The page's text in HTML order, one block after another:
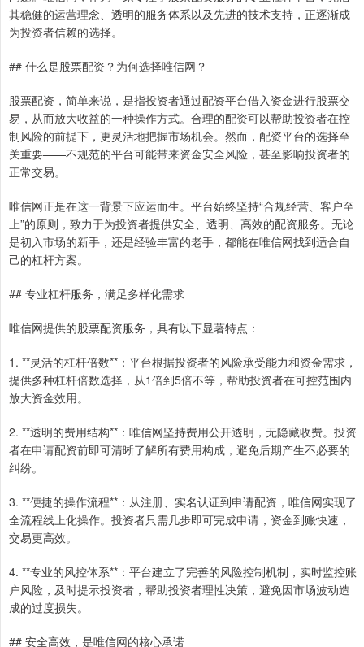
其稳健的运营理念、透明的服务体系以及先进的技术支持，正逐渐成
为投资者信赖的选择。
## 什么是股票配资？为何选择唯信网？
股票配资，简单来说，是指投资者通过配资平台借入资金进行股票交
易，从而放大收益的一种操作方式。合理的配资可以帮助投资者在控
制风险的前提下，更灵活地把握市场机会。然而，配资平台的选择至
关重要——不规范的平台可能带来资金安全风险，甚至影响投资者的
正常交易。
唯信网正是在这一背景下应运而生。平台始终坚持“合规经营、客户至
上”的原则，致力于为投资者提供安全、透明、高效的配资服务。无论
是初入市场的新手，还是经验丰富的老手，都能在唯信网找到适合自
己的杠杆方案。
## 专业杠杆服务，满足多样化需求
唯信网提供的股票配资服务，具有以下显著特点：
1. **灵活的杠杆倍数**：平台根据投资者的风险承受能力和资金需求，
提供多种杠杆倍数选择，从1倍到5倍不等，帮助投资者在可控范围内
放大资金效用。
2. **透明的费用结构**：唯信网坚持费用公开透明，无隐藏收费。投资
者在申请配资前即可清晰了解所有费用构成，避免后期产生不必要的
纠纷。
3. **便捷的操作流程**：从注册、实名认证到申请配资，唯信网实现了
全流程线上化操作。投资者只需几步即可完成申请，资金到账快速，
交易更高效。
4. **专业的风控体系**：平台建立了完善的风险控制机制，实时监控账
户风险，及时提示投资者，帮助投资者理性决策，避免因市场波动造
成的过度损失。
## 安全高效，是唯信网的核心承诺